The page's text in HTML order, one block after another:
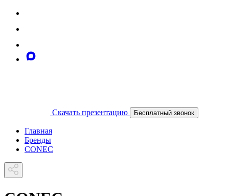
Скачать презентацию Бесплатный звонок
Главная
Бренды
CONEC